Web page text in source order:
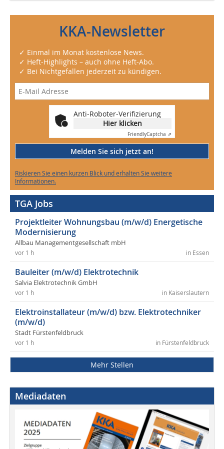
KKA-Newsletter
✓ Einmal im Monat kostenlose News.
✓ Heft-Highlights – auch ohne Heft-Abo.
✓ Bei Nichtgefallen jederzeit zu kündigen.
Anti-Roboter-Verifizierung
Hier klicken
FriendlyCaptcha ⇗
Melden Sie sich jetzt an!
Riskieren Sie einen kurzen Blick und erhalten Sie weitere
Informationen.
TGA Jobs
Projektleiter Wohnungsbau (m/w/d) Energetische
Modernisierung
Allbau Managementgesellschaft mbH
in Essen
vor 1 h
Bauleiter (m/w/d) Elektrotechnik
Salvia Elektrotechnik GmbH
in Kaiserslautern
vor 1 h
Elektroinstallateur (m/w/d) bzw. Elektrotechniker
(m/w/d)
Stadt Fürstenfeldbruck
in Fürstenfeldbruck
vor 1 h
Mehr Stellen
Mediadaten